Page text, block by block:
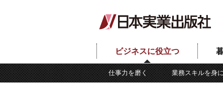
ビジネスに役立つ
仕事力を磨く 業務スキルを身